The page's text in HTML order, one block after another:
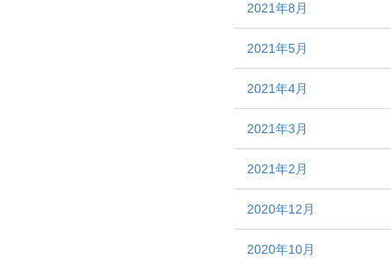
2021年8月
2021年5月
2021年4月
2021年3月
2021年2月
2020年12月
2020年10月